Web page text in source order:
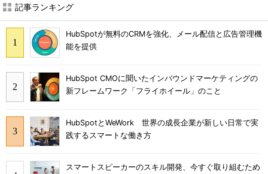
記事ランキング
HubSpotが無料のCRMを強化、メール配信と広告管理機
能を提供
HubSpot CMOに聞いたインバウンドマーケティングの
新フレームワーク「フライホイール」のこと
HubSpotとWeWork 世界の成長企業が新しい日常で実
践するスマートな働き方
スマートスピーカーのスキル開発、今すぐ取り組むため